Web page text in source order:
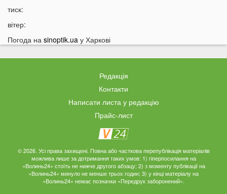
21:32
20:21
Ці продукти потрібно викинути через 48 годин: вони
можуть бути небезпечними
кого це стосується
Що категорично заборонено робити на Яблучний
Спас: повний перелік
Водіїв в Україні можуть оштрафувати на 1190 гривень
На Волині рясно ростуть маслюки: показали
місце, де шукати гриби
17:38
Деякі продукти можуть зникнути з полиць магазинів:
які міста під загрозою
тиск:
вітер:
Погода на sinoptik.ua у Харкові
Редакція
Контакти
Написати листа у редакцію
Прайс-лист
© 2026. Усі права захищені. Повна або часткова перепублікація матеріалів
можлива лише за дотримання таких умов: 1) гіперпосилання на
«Волинь24» стоїть не нижче другого абзацу; 2) з моменту публікації на
«Волинь24» минуло не менше трьох годин; 3) у кінці матеріалу на
«Волинь24» немає позначки «Передрук заборонений».